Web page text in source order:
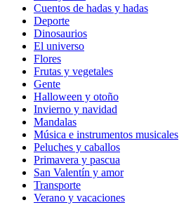
Cuentos de hadas y hadas
Deporte
Dinosaurios
El universo
Flores
Frutas y vegetales
Gente
Halloween y otoño
Invierno y navidad
Mandalas
Música e instrumentos musicales
Peluches y caballos
Primavera y pascua
San Valentín y amor
Transporte
Verano y vacaciones